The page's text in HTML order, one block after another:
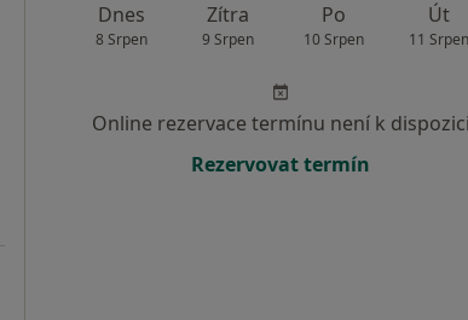
Dnes
8 Srpen
Zítra
9 Srpen
Po
10 Srpen
Út
11 Srpen
Online rezervace termínu není k dispozici
Rezervovat termín